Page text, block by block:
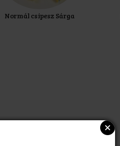
1 db
Normál csipesz Sárga